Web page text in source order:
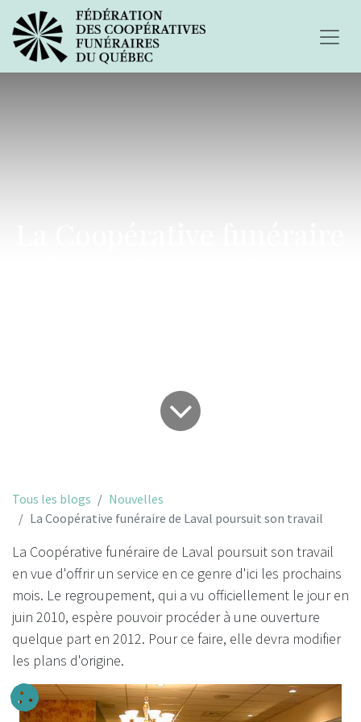
Tous les blogs
Nouvelles
La Coopérative funéraire de Laval poursuit son travail
La Coopérative funéraire de Laval poursuit son travail
en vue d'offrir un service en ce genre d'ici les prochains
mois. Le regroupement, qui a vu officiellement le jour en
juin 2010, espère pouvoir procéder à une ouverture
quelque part en 2012. Pour ce faire, elle devra modifier
les plans d'origine.